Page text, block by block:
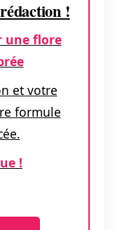
!
une flore
et votre
formule
!